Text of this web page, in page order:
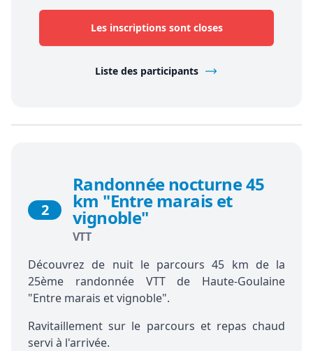
Les inscriptions sont closes
Liste des participants
2
Randonnée nocturne 45
km "Entre marais et
vignoble"
VTT
Découvrez de nuit le parcours 45 km de la
25ème randonnée VTT de Haute-Goulaine
"Entre marais et vignoble".
Ravitaillement sur le parcours et repas chaud
servi à l'arrivée.